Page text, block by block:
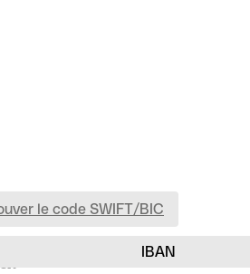
IBAN
le code SWIFT/BIC